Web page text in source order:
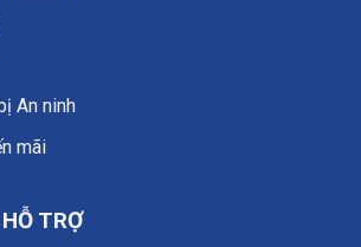
An ninh
mãi
TRỢ